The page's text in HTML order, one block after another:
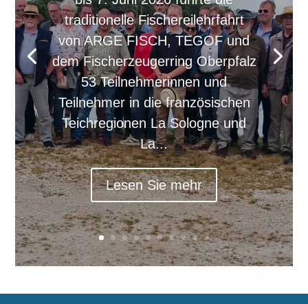
traditionelle Fischereilehrfahrt
von ARGE FISCH, TEGOF und
dem Fischerzeugerring Oberpfalz
53 Teilnehmerinnen und
Teilnehmer in die französischen
Teichregionen La Sologne und
La...
Lesen Sie mehr